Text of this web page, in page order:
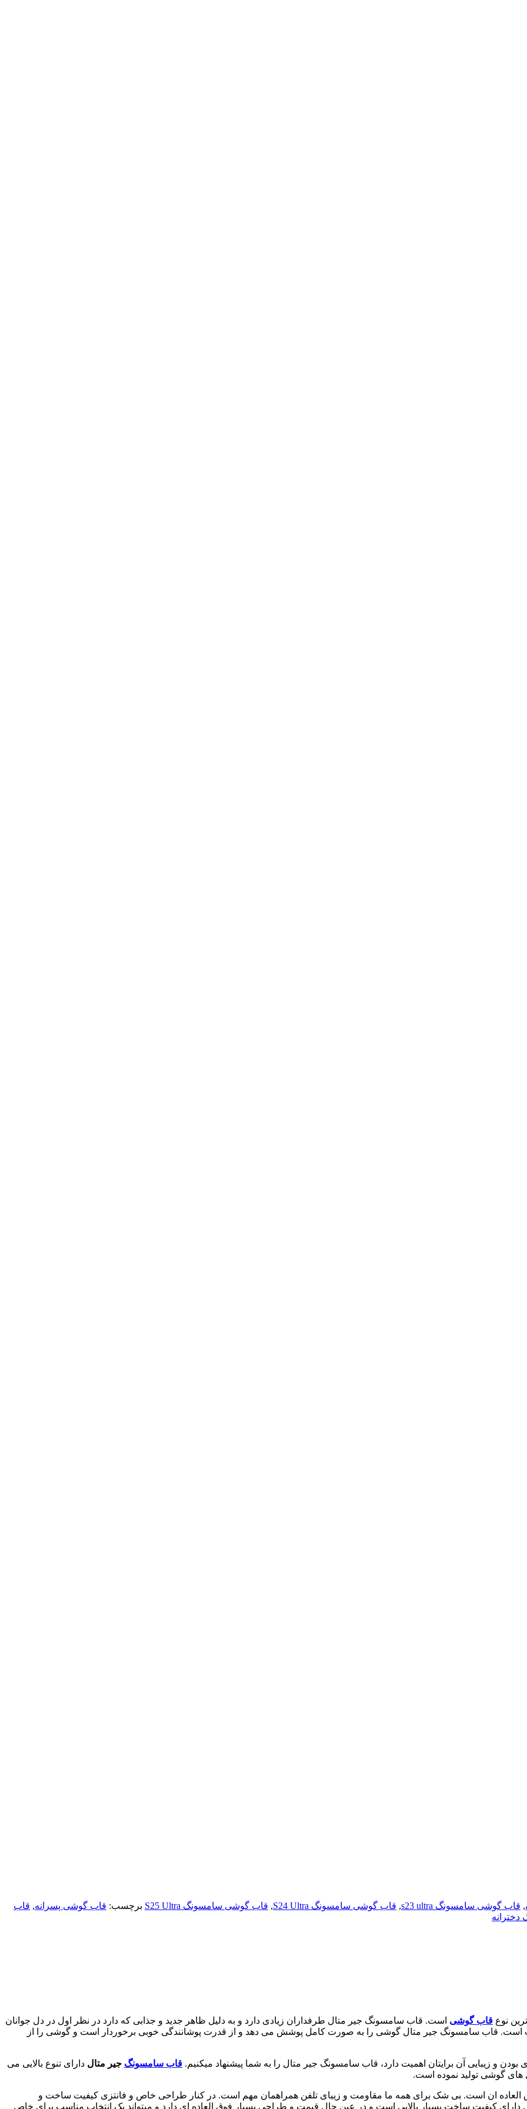
, قاب گوشی سامسونگ s23 ultra , قاب گوشی سامسونگ S24 Ultra , قاب گوشی سامسونگ S25 Ultra برچسب: قاب گوشی پسرانه, قاب
نوع قاب گوشی است. قاب سامسونگ جیر متال طرفداران زیادی دارد و به دلیل ظاهر جدید و جذابی که دارد در نظر اول در دل جوانان
است. قاب سامسونگ جیر متال گوشی را به صورت کامل پوشش می دهد و از قدرت پوشانندگی خوبی برخوردار است و گوشی را از
و زیبایی آن برایتان اهمیت دارد، قاب سامسونگ جیر متال را به شما پیشنهاد میکنیم. قاب سامسونگ جیر متال دارای تنوع بالایی می
های گوشی تولید نموده است.
ان است. بی شک برای همه ما مقاومت و زیبای تلفن همراهمان مهم است. در کنار طراحی خاص و فانتزی کیفیت ساخت و
کیفیت ساخت بسیار بالایی است و در عین حال قیمت و طراحی بسیار فوق العاده ای دارد و میتواند یک انتخاب مناسب برای خاص